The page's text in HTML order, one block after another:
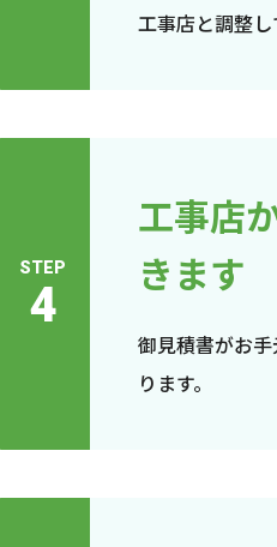
工事店と調整し
STEP
4
工事店
きます
御見積書がお
ります。